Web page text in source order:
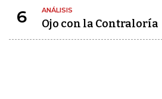
6 ANÁLISIS
Ojo con la Contraloría